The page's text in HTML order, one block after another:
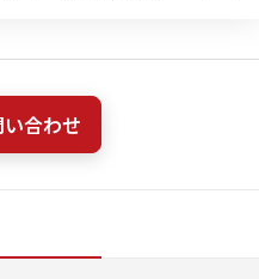
合わせ